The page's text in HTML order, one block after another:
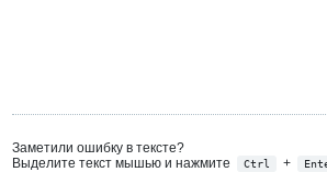
Заметили ошибку в тексте?
Выделите текст мышью и нажмите
Ctrl +